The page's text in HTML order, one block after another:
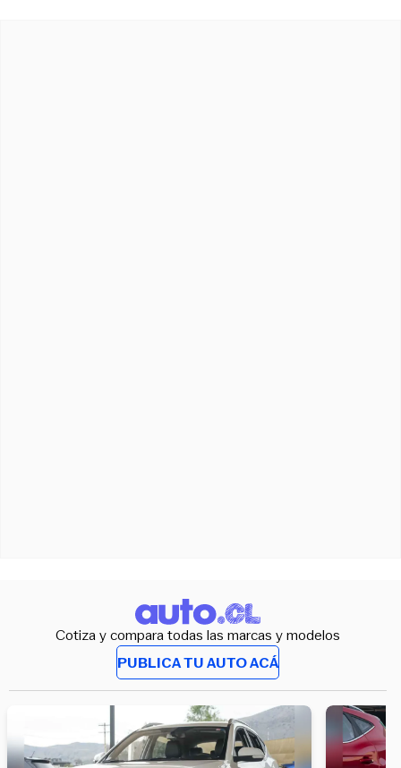
Cotiza y compara todas las marcas y modelos
PUBLICA TU AUTO ACÁ